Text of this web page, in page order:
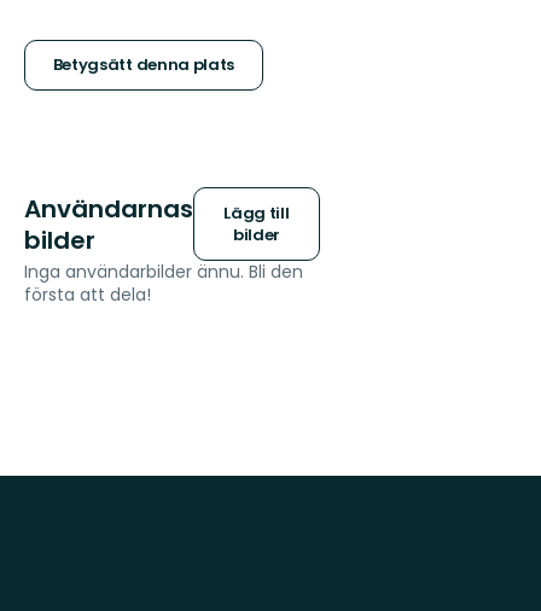
stjärnor
Betygsätt denna plats
Användarnas
bilder
Lägg till
bilder
Inga användarbilder ännu. Bli den
första att dela!